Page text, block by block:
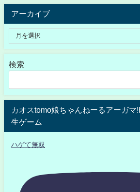
アーカイブ
検索
カオスtomo娘ちゃんねーるアーガマ
生ゲーム
ハゲて無双